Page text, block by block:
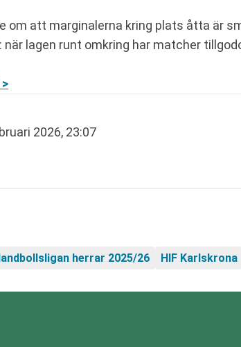
om att marginalerna kring plats åtta är
lagen runt omkring har matcher
2026, 23:07
herrar 2025/26 HIF Karlskrona